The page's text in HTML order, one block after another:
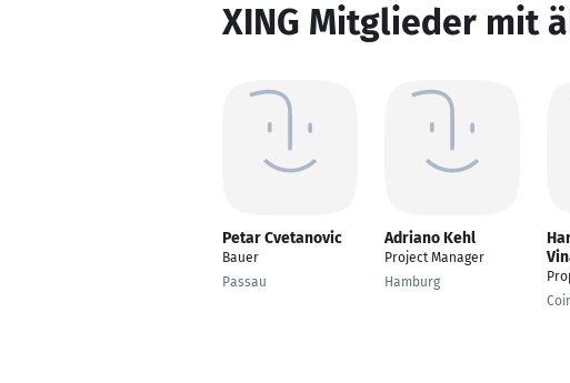
XING Mitglieder mit
Petar Cvetanovic
Bauer
Passau
Adriano Kehl
Project Manager
Hamburg